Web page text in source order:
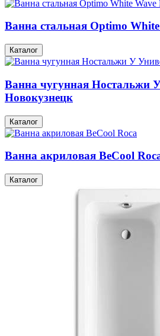
Ванна стальная Optimo
Каталог
Ванна чугунная Ностальжи
Новокузнецк
Каталог
Ванна акриловая BeCool
Каталог